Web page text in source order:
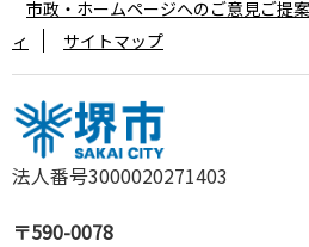
法人番号3000020271403
〒590-0078
市政・ホームページへのご意見ご提案
ィ
サイトマップ